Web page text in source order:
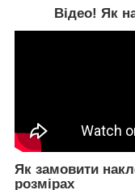
Відео! Як
Як замовити
розмірах